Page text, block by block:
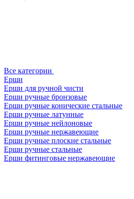
Все категории
Ерши
Ерши для ручной чисти
Ерши ручные бронзовые
Ерши ручные конические стальные
Ерши ручные латунные
Ерши ручные нейлоновые
Ерши ручные нержавеющие
Ерши ручные плоские стальные
Ерши ручные стальные
Ерши фитинговые нержавеющие